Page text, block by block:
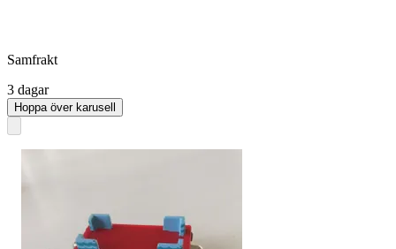
Samfrakt
3 dagar
Hoppa över karusell